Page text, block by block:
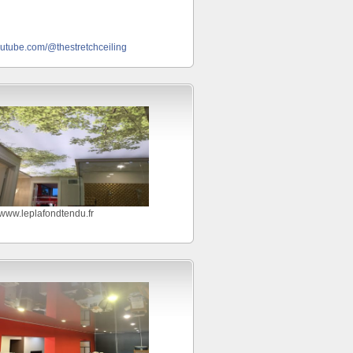
@thestretchceiling